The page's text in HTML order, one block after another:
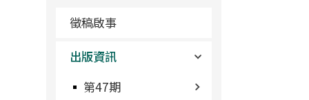
徵稿啟事
出版資訊
第47期